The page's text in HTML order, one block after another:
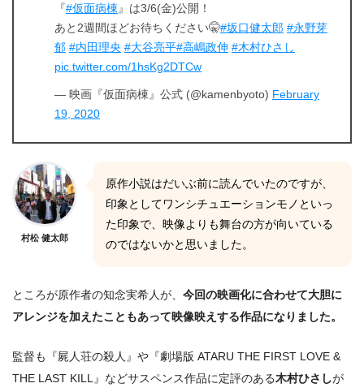
『#仮面病棟 』は3/6(金)公開！
あと2週間ほどお待ちください🤫#坂口健太郎 #永野芽
郁 #内田理央 #大谷亮平#高嶋政伸 #木村ひさし
pic.twitter.com/1hsKg2DTCw
— 映画『仮面病棟』公式 (@kamenbyoto) February
19, 2020
村松 健太郎
原作小説はだいぶ前に読んでいたのですが、
印象としてワンシチュエーションモノといっ
た印象で、映像よりも舞台の方が向いている
のではないかと思いました。
ところが原作者の知念実希人が、 今回の映画化に合わせて大胆に
アレンジを加えたこともあって映像映えする作品になりました。
監督も『屍人荘の殺人』や『劇場版 ATARU THE FIRST LOVE &
THE LAST KILL』などサスペンス作品に定評のある木村ひさしが